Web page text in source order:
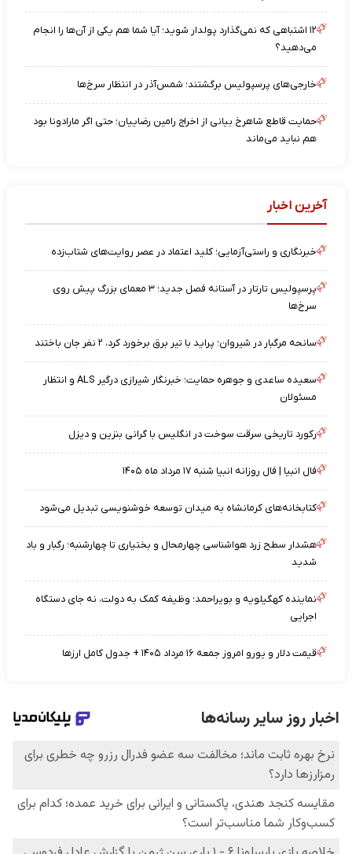
۱۲ اشتباهی که نمی‌گذارد پولدار شوید؛ آیا شما هم یکی از آن‌ها را انجام
می‌دهید؟
خارجی‌های پرسپولیس برگشتند؛ شمس‌آذر در انتظار سرخ‌ها
حمایت قاطع شاهرخ بیانی از اخراج رامین رضاییان؛ حتی اگر مارادونا بود
هم نباید می‌ماند
آخرین اخبار
خبرنگاری و راستی‌آزمایی؛ کلید اعتماد در عصر روایت‌های شتاب‌زده
پرسپولیس تارتار در آستانه فصل جدید؛ ۳ معمای بزرگ پیش روی
سرخ‌ها
سانحه مرگبار در شیروان؛ پراید با تیر برق برخورد کرد، ۲ نفر جان باختند
سعیده ساعدی و جوهره حمایت؛ خبرنگار شیرازی درگیر ALS و انتظار
مسئولان
رکورد تاریخی سرقت سوخت در انگلیس با گرانی بنزین و دیزل
فال انبیا | فال روزانه انبیا شنبه ۱۷ مرداد ماه ۱۴۰۵
کتابخانه‌های کرمانشاه به میدان توسعه خوشنویسی تبدیل می‌شود
هشدار سطح زرد هواشناسی چهارمحال و بختیاری تا چهارشنبه؛ رگبار و باد
شدید
نماینده کهگیلویه و بویراحمد؛ وظیفه کمک به دولت، نه جای دستگاه
اجرایی
قیمت دلار و یورو امروز جمعه ۱۶ مرداد ۱۴۰۵ + جدول کامل ارزها